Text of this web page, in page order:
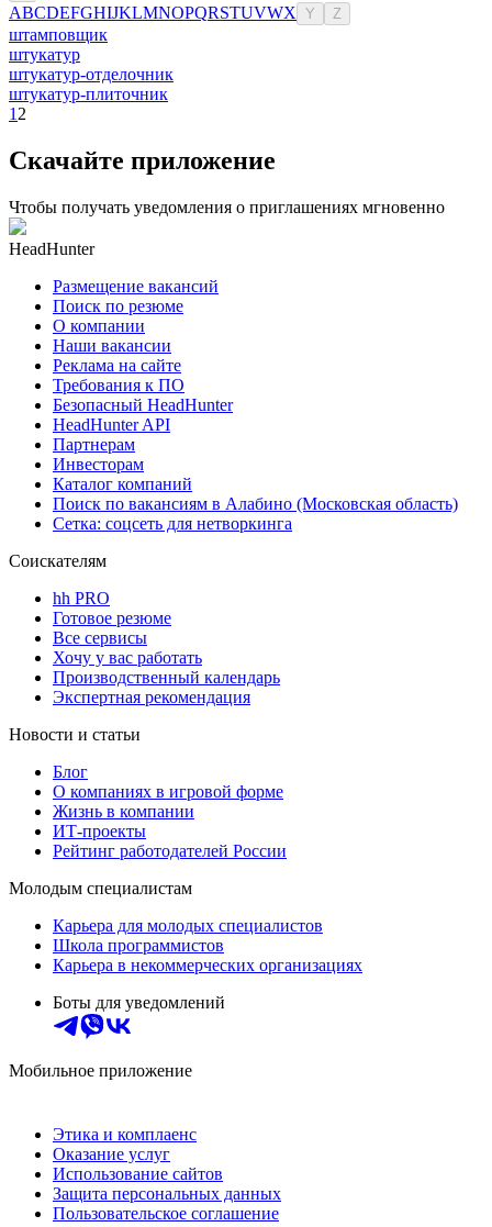
ABCDEFGHIJKLMNOPQRSTUVWX Y Z
штамповщик
штукатур
штукатур-отделочник
штукатур-плиточник
1 2
Скачайте приложение
Чтобы получать уведомления о приглашениях мгновенно
HeadHunter
Размещение вакансий
Поиск по резюме
О компании
Наши вакансии
Реклама на сайте
Требования к ПО
Безопасный HeadHunter
HeadHunter API
Партнерам
Инвесторам
Каталог компаний
Поиск по вакансиям в Алабино (Московская область)
Сетка: соцсеть для нетворкинга
Соискателям
hh PRO
Готовое резюме
Все сервисы
Хочу у вас работать
Производственный календарь
Экспертная рекомендация
Новости и статьи
Блог
О компаниях в игровой форме
Жизнь в компании
ИТ-проекты
Рейтинг работодателей России
Молодым специалистам
Карьера для молодых специалистов
Школа программистов
Карьера в некоммерческих организациях
Боты для уведомлений
Мобильное приложение
Этика и комплаенс
Оказание услуг
Использование сайтов
Защита персональных данных
Пользовательское соглашение